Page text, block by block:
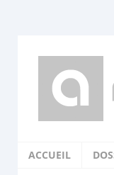
ACCUEIL